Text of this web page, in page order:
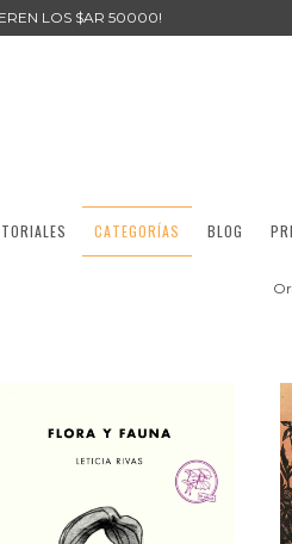
LOS $AR 50000!
CATEGORÍAS BLOG